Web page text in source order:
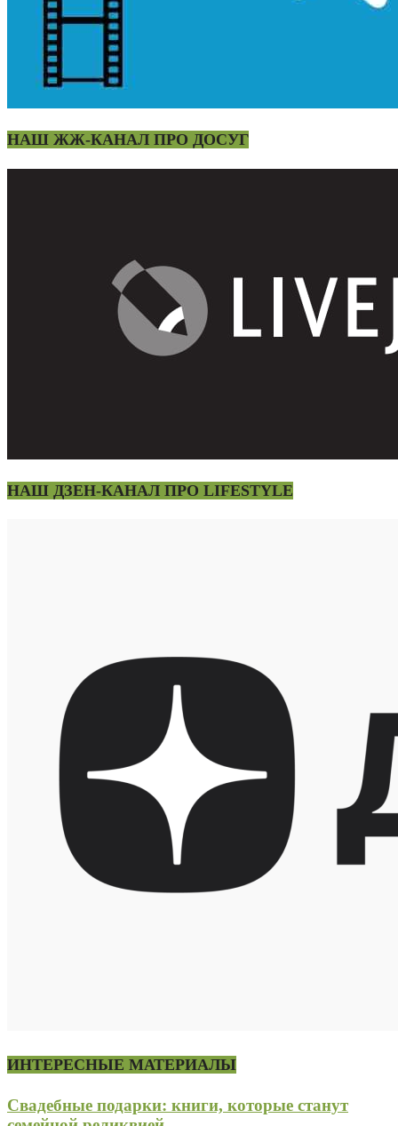
НАШ ЖЖ-КАНАЛ ПРО ДОСУГ
НАШ ДЗЕН-КАНАЛ ПРО LIFESTYLE
ИНТЕРЕСНЫЕ МАТЕРИАЛЫ
Свадебные подарки: книги, которые станут